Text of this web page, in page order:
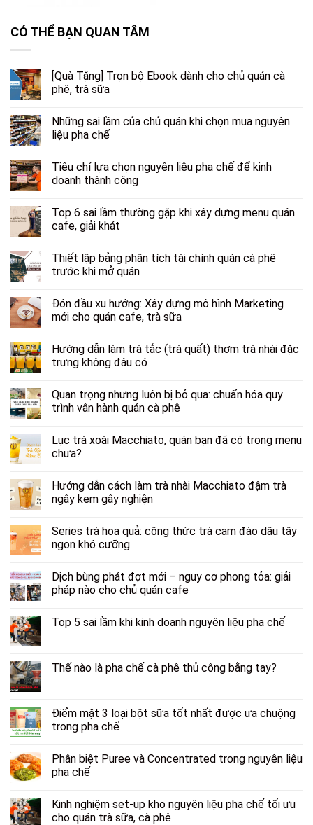
CÓ THỂ BẠN QUAN TÂM
[Quà Tặng] Trọn bộ Ebook dành cho chủ quán cà
phê, trà sữa
Những sai lầm của chủ quán khi chọn mua nguyên
liệu pha chế
Tiêu chí lựa chọn nguyên liệu pha chế để kinh
doanh thành công
Top 6 sai lầm thường gặp khi xây dựng menu quán
cafe, giải khát
Thiết lập bảng phân tích tài chính quán cà phê
trước khi mở quán
Đón đầu xu hướng: Xây dựng mô hình Marketing
mới cho quán cafe, trà sữa
Hướng dẫn làm trà tắc (trà quất) thơm trà nhài đặc
trưng không đâu có
Quan trọng nhưng luôn bị bỏ qua: chuẩn hóa quy
trình vận hành quán cà phê
Lục trà xoài Macchiato, quán bạn đã có trong menu
chưa?
Hướng dẫn cách làm trà nhài Macchiato đậm trà
ngậy kem gây nghiện
Series trà hoa quả: công thức trà cam đào dâu tây
ngon khó cưỡng
Dịch bùng phát đợt mới – nguy cơ phong tỏa: giải
pháp nào cho chủ quán cafe
Top 5 sai lầm khi kinh doanh nguyên liệu pha chế
Thế nào là pha chế cà phê thủ công bằng tay?
Điểm mặt 3 loại bột sữa tốt nhất được ưa chuộng
trong pha chế
Phân biệt Puree và Concentrated trong nguyên liệu
pha chế
Kinh nghiệm set-up kho nguyên liệu pha chế tối ưu
cho quán trà sữa, cà phê